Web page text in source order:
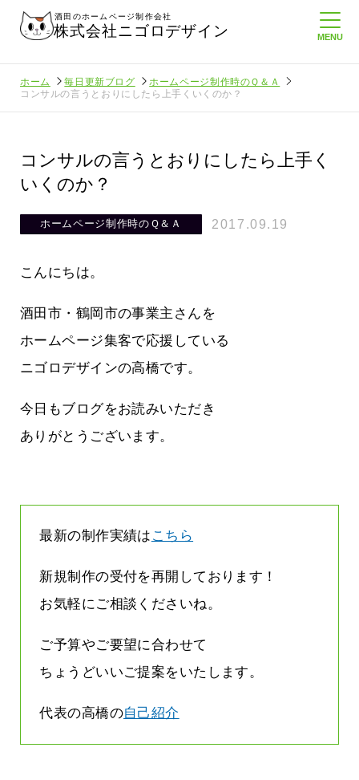
酒田のホームページ制作会社
株式会社ニゴロデザイン
ホーム 毎日更新ブログ
ホームページ制作時のＱ＆Ａ
コンサルの言うとおりにしたら上手くいくのか？
コンサルの言うとおりにしたら上手く
いくのか？
ホームページ制作時のＱ＆Ａ 2017.09.19
こんにちは。
酒田市・鶴岡市の事業主さんを
ホームページ集客で応援している
ニゴロデザインの高橋です。
今日もブログをお読みいただき
ありがとうございます。
最新の制作実績は こちら
新規制作の受付を再開しております！
お気軽にご相談くださいね。
ご予算やご要望に合わせて
ちょうどいいご提案をいたします。
代表の高橋の自己紹介
信を持
なんです
ニゴロ通信８月号が届きました！まも
なくまちがい探しが変わります
2026.07.27